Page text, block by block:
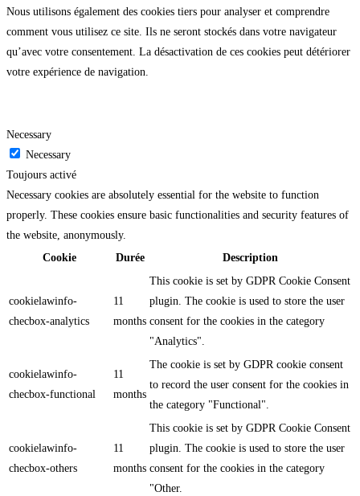
Nous utilisons également des cookies tiers pour analyser et comprendre
comment vous utilisez ce site. Ils ne seront stockés dans votre navigateur
qu’avec votre consentement. La désactivation de ces cookies peut détériorer
votre expérience de navigation.
Necessary
Necessary
Toujours activé
Necessary cookies are absolutely essential for the website to function
properly. These cookies ensure basic functionalities and security features of
the website, anonymously.
Cookie
Durée Description
cookielawinfo-
checbox-analytics
11
months
This cookie is set by GDPR Cookie Consent
plugin. The cookie is used to store the user
consent for the cookies in the category
"Analytics".
cookielawinfo-
checbox-functional
11
months
The cookie is set by GDPR cookie consent
to record the user consent for the cookies in
the category "Functional".
cookielawinfo-
checbox-others
11
months
This cookie is set by GDPR Cookie Consent
plugin. The cookie is used to store the user
consent for the cookies in the category
"Other.